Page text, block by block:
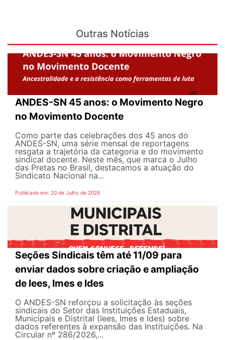
Outras Notícias
ANDES-SN 45 anos: o Movimento Negro
no Movimento Docente
Como parte das celebrações dos 45 anos do
ANDES-SN, uma série mensal de reportagens
resgata a trajetória da categoria e do movimento
sindical docente. Neste mês, que marca o Julho
das Pretas no Brasil, destacamos a atuação do
Sindicato Nacional na...
Publicado em: 20 de Julho de 2026
Seções Sindicais têm até 11/09 para
enviar dados sobre criação e ampliação
de Iees, Imes e Ides
O ANDES-SN reforçou a solicitação às seções
sindicais do Setor das Instituições Estaduais,
Municipais e Distrital (Iees, Imes e Ides) sobre
dados referentes à expansão das Instituições. Na
Circular nº 286/2026,...